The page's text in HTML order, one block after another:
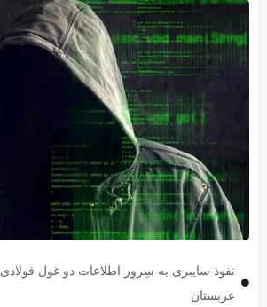
عربستان